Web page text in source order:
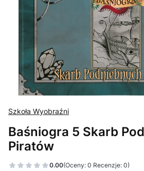
Szkoła Wyobraźni
Baśniogra 5 Skarb
Piratów
0.00(Oceny: 0 Recenzje: 0)